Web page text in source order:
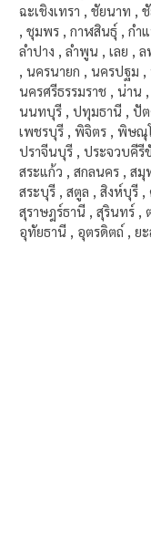
ฉะเชิงเทรา , ชัยนาท ,
, ชุมพร , กาฬสินธุ์ , กำ
ลำปาง , ลำพูน , เลย ,
, นครนายก , นครปฐม
นครศรีธรรมราช , น่าน
นนทบุรี , ปทุมธานี , ปัต
เพชรบุรี , พิจิตร , พิษณุ
ปราจีนบุรี , ประจวบคีรี
สระแก้ว , สกลนคร , สมุ
สระบุรี , สตูล , สิงห์บุรี ,
สุราษฎร์ธานี , สุรินทร์ ,
อุทัยธานี , อุตรดิตถ์ , ยะ